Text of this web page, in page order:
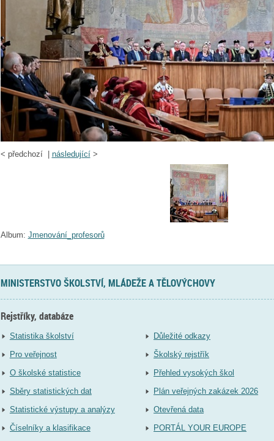
< předchozí | následující>
Album: Jmenování_profesorů
MINISTERSTVO ŠKOLSTVÍ, MLÁDEŽE A TĚLOVÝCHOVY
Rejstříky, databáze
Statistika školství
Pro veřejnost
O školské statistice
Sběry statistických dat
Statistické výstupy a analýzy
Číselníky a klasifikace
Důležité odkazy
Školský rejstřík
Přehled vysokých škol
Plán veřejných zakázek 2026
Otevřená data
PORTÁL YOUR EUROPE